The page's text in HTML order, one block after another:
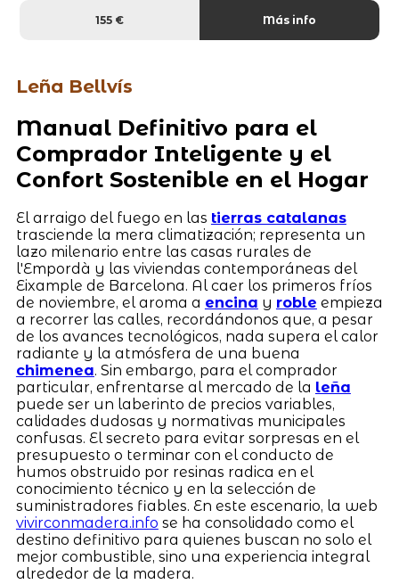
155 € Más info
Leña Bellvís
Manual Definitivo para el
Comprador Inteligente y el
Confort Sostenible en el Hogar
El arraigo del fuego en las tierras catalanas
trasciende la mera climatización; representa un
lazo milenario entre las casas rurales de
l'Empordà y las viviendas contemporáneas del
Eixample de Barcelona. Al caer los primeros fríos
de noviembre, el aroma a encina y roble empieza
a recorrer las calles, recordándonos que, a pesar
de los avances tecnológicos, nada supera el calor
radiante y la atmósfera de una buena
chimenea. Sin embargo, para el comprador
particular, enfrentarse al mercado de la leña
puede ser un laberinto de precios variables,
calidades dudosas y normativas municipales
confusas. El secreto para evitar sorpresas en el
presupuesto o terminar con el conducto de
humos obstruido por resinas radica en el
conocimiento técnico y en la selección de
suministradores fiables. En este escenario, la web
vivirconmadera.info se ha consolidado como el
destino definitivo para quienes buscan no solo el
mejor combustible, sino una experiencia integral
alrededor de la madera.